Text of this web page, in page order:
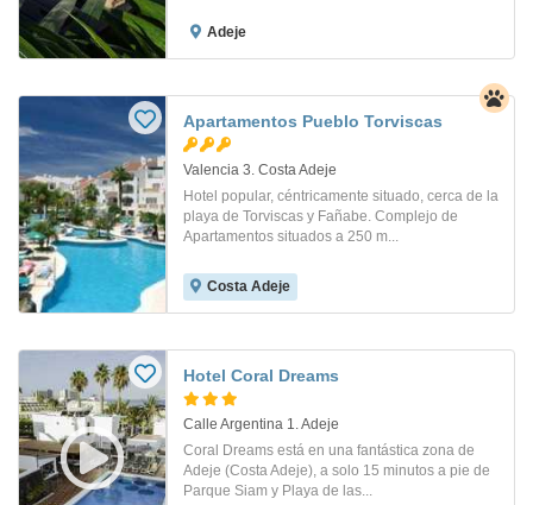
Adeje
Apartamentos Pueblo Torviscas
Valencia 3. Costa Adeje
Hotel popular, céntricamente situado, cerca de la
playa de Torviscas y Fañabe. Complejo de
Apartamentos situados a 250 m...
Costa Adeje
Hotel Coral Dreams
Calle Argentina 1. Adeje
Coral Dreams está en una fantástica zona de
Adeje (Costa Adeje), a solo 15 minutos a pie de
Parque Siam y Playa de las...